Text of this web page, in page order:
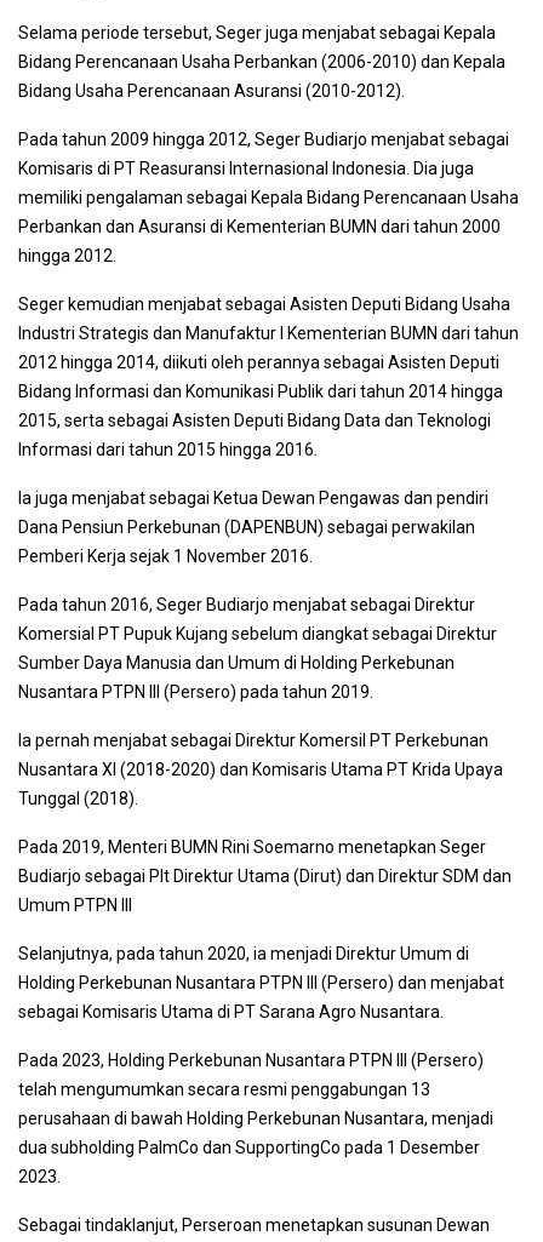
Selama periode tersebut, Seger juga menjabat sebagai Kepala
Bidang Perencanaan Usaha Perbankan (2006-2010) dan Kepala
Bidang Usaha Perencanaan Asuransi (2010-2012).
Pada tahun 2009 hingga 2012, Seger Budiarjo menjabat sebagai
Komisaris di PT Reasuransi Internasional Indonesia. Dia juga
memiliki pengalaman sebagai Kepala Bidang Perencanaan Usaha
Perbankan dan Asuransi di Kementerian BUMN dari tahun 2000
hingga 2012.
Seger kemudian menjabat sebagai Asisten Deputi Bidang Usaha
Industri Strategis dan Manufaktur I Kementerian BUMN dari tahun
2012 hingga 2014, diikuti oleh perannya sebagai Asisten Deputi
Bidang Informasi dan Komunikasi Publik dari tahun 2014 hingga
2015, serta sebagai Asisten Deputi Bidang Data dan Teknologi
Informasi dari tahun 2015 hingga 2016.
Ia juga menjabat sebagai Ketua Dewan Pengawas dan pendiri
Dana Pensiun Perkebunan (DAPENBUN) sebagai perwakilan
Pemberi Kerja sejak 1 November 2016.
Pada tahun 2016, Seger Budiarjo menjabat sebagai Direktur
Komersial PT Pupuk Kujang sebelum diangkat sebagai Direktur
Sumber Daya Manusia dan Umum di Holding Perkebunan
Nusantara PTPN III (Persero) pada tahun 2019.
Ia pernah menjabat sebagai Direktur Komersil PT Perkebunan
Nusantara XI (2018-2020) dan Komisaris Utama PT Krida Upaya
Tunggal (2018).
Pada 2019, Menteri BUMN Rini Soemarno menetapkan Seger
Budiarjo sebagai Plt Direktur Utama (Dirut) dan Direktur SDM dan
Umum PTPN III
Selanjutnya, pada tahun 2020, ia menjadi Direktur Umum di
Holding Perkebunan Nusantara PTPN III (Persero) dan menjabat
sebagai Komisaris Utama di PT Sarana Agro Nusantara.
Pada 2023, Holding Perkebunan Nusantara PTPN III (Persero)
telah mengumumkan secara resmi penggabungan 13
perusahaan di bawah Holding Perkebunan Nusantara, menjadi
dua subholding PalmCo dan SupportingCo pada 1 Desember
2023.
Sebagai tindaklanjut, Perseroan menetapkan susunan Dewan